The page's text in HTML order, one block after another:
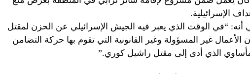
الإسرائيلية.
أنه: “في الوقت الذي يعبر فيه الجيش الإسرائيلي عن الحزن لمقتل
الأعمال غير المسؤولة وغير القانونية التي تقوم بها حركة التضامن
الذي أدى إلى مقتل راشيل كوري.”